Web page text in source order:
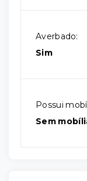
Averbado:
Sim
Possui
Sem